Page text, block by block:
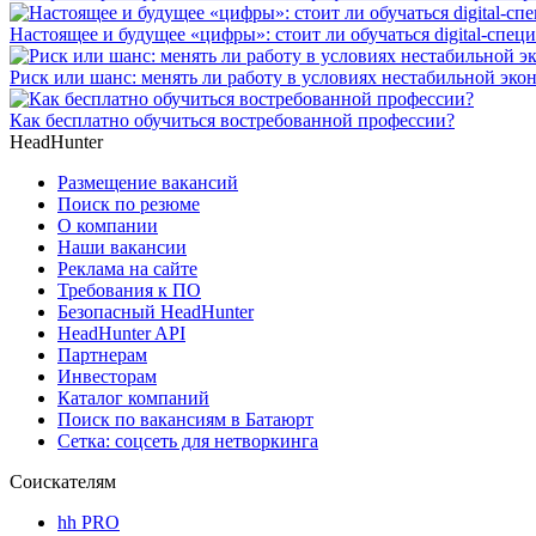
Настоящее и будущее «цифры»: стоит ли обучаться digital-
Риск или шанс: менять ли работу в условиях нестабильной
Как бесплатно обучиться востребованной профессии?
HeadHunter
Размещение вакансий
Поиск по резюме
О компании
Наши вакансии
Реклама на сайте
Требования к ПО
Безопасный HeadHunter
HeadHunter API
Партнерам
Инвесторам
Каталог компаний
Поиск по вакансиям в Батаюрт
Сетка: соцсеть для нетворкинга
Соискателям
hh PRO